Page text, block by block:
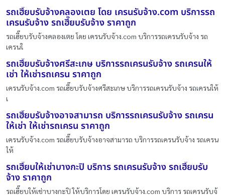
รถเฮี๊ยบรับจ้างคลองเตย โดย เครนรับจ้าง.com บริการรถ
เครนรับจ้าง รถเฮี๊ยบรับจ้าง ราคาถูก
รถเฮี๊ยบรับจ้างคลองเตย โดย เครนรับจ้าง.com บริการรถเครนรับจ้าง รถ
เครนใ
รถเฮี๊ยบรับจ้างศรีสะเกษ บริการรถเครนรับจ้าง รถเครนให้
เช่า ให้เช่ารถเครน ราคาถูก
เครนรับจ้าง.com รถเฮี๊ยบรับจ้างศรีสะเกษ บริการรถเครนรับจ้าง รถเครนให้
เ
รถเฮี๊ยบรับจ้างอาจสามารถ บริการรถเครนรับจ้าง รถเครน
ให้เช่า ให้เช่ารถเครน ราคาถูก
เครนรับจ้าง.com รถเฮี๊ยบรับจ้างอาจสามารถ บริการรถเครนรับจ้าง รถเครน
ให้
รถเฮี๊ยบให้เช่าบางกะปิ บริการ รถเครนรับจ้าง รถเฮี๊ยบรับ
จ้าง ราคาถูก
รถเฮี๊ยบให้เช่าบางกะปิ ให้บริการโดย เครนรับจ้าง.com บริการ รถเครนรับจ้